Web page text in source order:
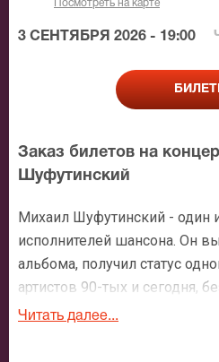
Посмотреть на карте
3 СЕНТЯБРЯ 2026 - 19:00
Заказ билетов на
Шуфутинский
Михаил Шуфутинский - один
исполнителей шансона. Он
альбома, получил статус
артистов 90-тых и сегодня,
на верхней строчке
Читать далее...